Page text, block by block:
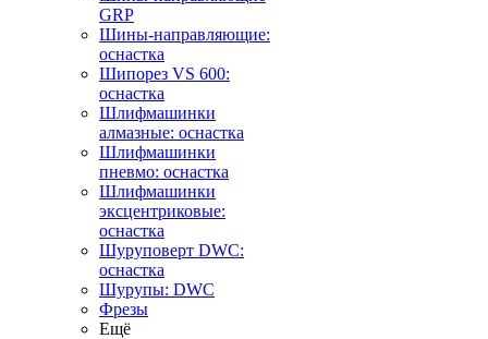
GRP
Шины-направляющие:
оснастка
Шипорез VS 600:
оснастка
Шлифмашинки
алмазные: оснастка
Шлифмашинки
пневмо: оснастка
Шлифмашинки
эксцентриковые:
оснастка
Шуруповерт DWC:
оснастка
Шурупы: DWC
Фрезы
Ещё